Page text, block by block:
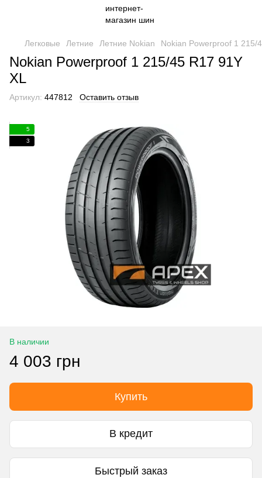
Легковые Летние Летние Nokian Nokian Powerproof 1 215/
Nokian Powerproof 1 215/45 R17 91Y
XL
Артикул: 447812 Оставить отзыв
5
3
В наличии
4 003 грн
Купить
В кредит
Быстрый заказ